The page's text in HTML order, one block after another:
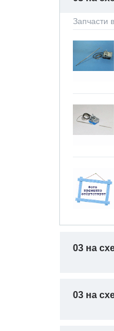
Запчасти
03 на
03 на